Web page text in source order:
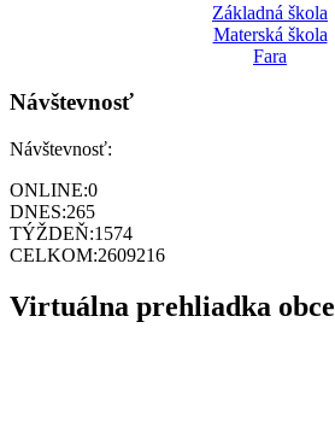
Základná škola
Materská škola
Fara
Návštevnosť
Návštevnosť:
ONLINE:0
DNES:265
TÝŽDEŇ:1574
CELKOM:2609216
Virtuálna prehliadka obce